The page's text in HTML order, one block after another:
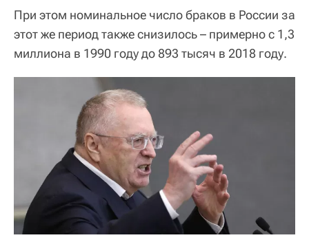
При этом номинальное число браков в России за
этот же период также снизилось – примерно с 1,3
миллиона в 1990 году до 893 тысяч в 2018 году.